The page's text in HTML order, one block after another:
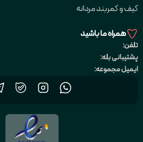
کیف و کمربند مردانه
همراه ما باشید
تلفن:
پشتیبانی بله:
ایمیل مجموعه: